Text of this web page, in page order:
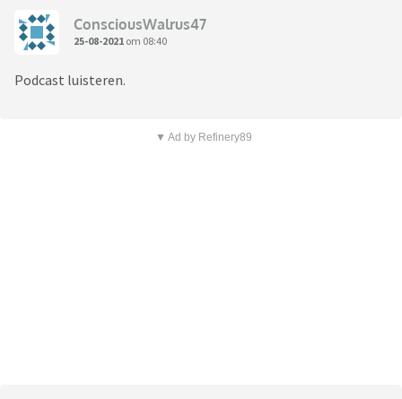
ConsciousWalrus47
25-08-2021 om 08:40
Podcast luisteren.
▼ Ad by Refinery89